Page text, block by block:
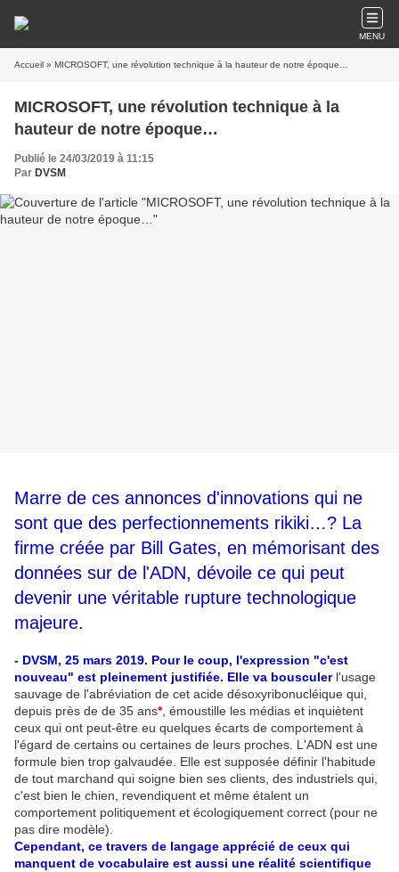
MENU
Accueil » MICROSOFT, une révolution technique à la hauteur de notre époque…
MICROSOFT, une révolution technique à la
hauteur de notre époque…
Publié le 24/03/2019 à 11:15
Par DVSM
Marre de ces annonces d'innovations qui ne
sont que des perfectionnements rikiki…? La
firme créée par Bill Gates, en mémorisant des
données sur de l'ADN, dévoile ce qui peut
devenir une véritable rupture technologique
majeure.
- DVSM, 25 mars 2019. Pour le coup, l'expression "c'est
nouveau" est pleinement justifiée. Elle va bousculerl'usage
sauvage de l'abréviation de cet acide désoxyribonucléique qui,
depuis près de de 35 ans*, émoustille les médias et inquiètent
ceux qui ont peut-être eu quelques écarts de comportement à
l'égard de certains ou certaines de leurs proches. L'ADN est une
formule bien trop galvaudée. Elle est supposée définir l'habitude
de tout marchand qui soigne bien ses clients, des industriels qui,
c'est bien le chien, revendiquent et même étalent un
comportement politiquement et écologiquement correct (pour ne
pas dire modèle).
Cependant, ce travers de langage apprécié de ceux qui
manquent de vocabulaire est aussi une réalité scientifique